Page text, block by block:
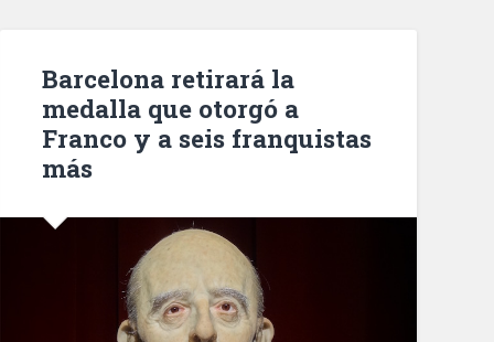
de
diciembre»
Barcelona retirará la
medalla que otorgó a
Franco y a seis franquistas
más